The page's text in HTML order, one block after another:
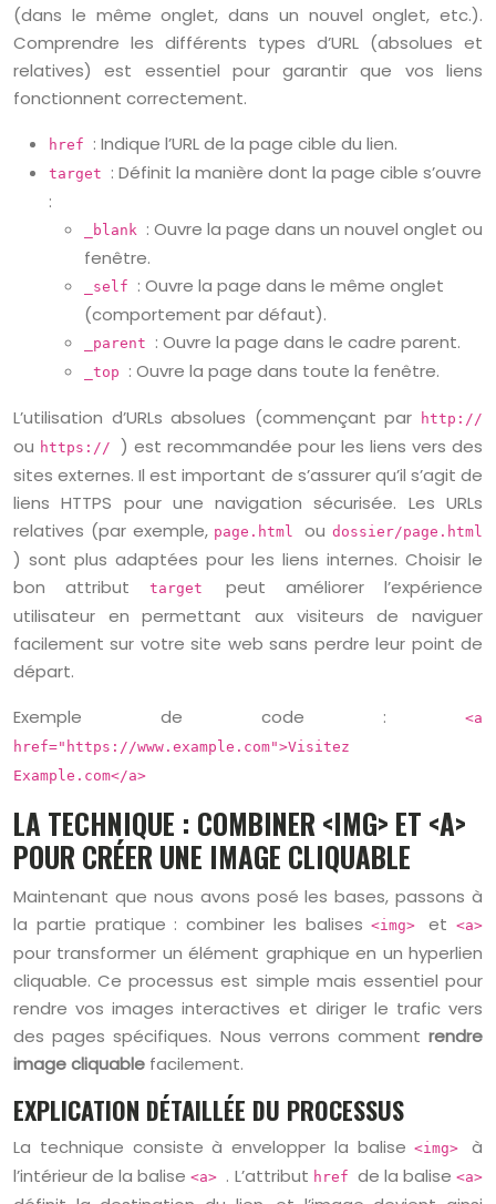
(dans le même onglet, dans un nouvel onglet, etc.).
Comprendre les différents types d’URL (absolues et
relatives) est essentiel pour garantir que vos liens
fonctionnent correctement.
href : Indique l’URL de la page cible du lien.
target : Définit la manière dont la page cible s’ouvre
:
_blank : Ouvre la page dans un nouvel onglet ou
fenêtre.
_self : Ouvre la page dans le même onglet
(comportement par défaut).
_parent : Ouvre la page dans le cadre parent.
_top : Ouvre la page dans toute la fenêtre.
L’utilisation d’URLs absolues (commençant par
http://
ou https:// ) est recommandée pour les liens vers des
sites externes. Il est important de s’assurer qu’il s’agit de
liens HTTPS pour une navigation sécurisée. Les URLs
relatives (par exemple, page.htmloudossier/page.html
) sont plus adaptées pour les liens internes. Choisir le
bon attribut
targetpeut améliorer l’expérience
utilisateur en permettant aux visiteurs de naviguer
facilement sur votre site web sans perdre leur point de
départ.
Exemple de code :
<a
href="https://www.example.com">Visitez
Example.com</a>
LA TECHNIQUE : COMBINER <IMG> ET <A>
POUR CRÉER UNE IMAGE CLIQUABLE
Maintenant que nous avons posé les bases, passons à
la partie pratique : combiner les balises<img>et<a>
pour transformer un élément graphique en un hyperlien
cliquable. Ce processus est simple mais essentiel pour
rendre vos images interactives et diriger le trafic vers
des pages spécifiques. Nous verrons comment rendre
image cliquable facilement.
EXPLICATION DÉTAILLÉE DU PROCESSUS
La technique consiste à envelopper la balise<img> à
l’intérieur de la balise<a> . L’attribut href de la balise<a>